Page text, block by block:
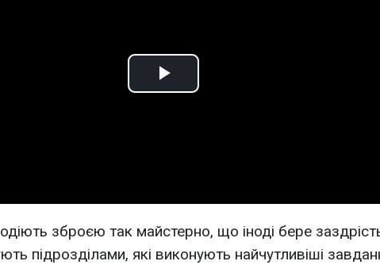
Play
зброєю так майстерно, що іноді бере
підрозділами, які виконують найчутливіші